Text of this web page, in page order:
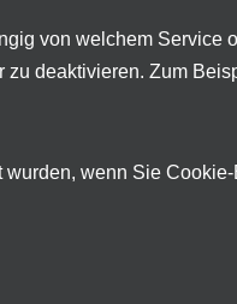
von welchem Service
deaktivieren. Zum
wenn Sie